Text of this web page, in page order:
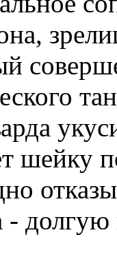
шейку